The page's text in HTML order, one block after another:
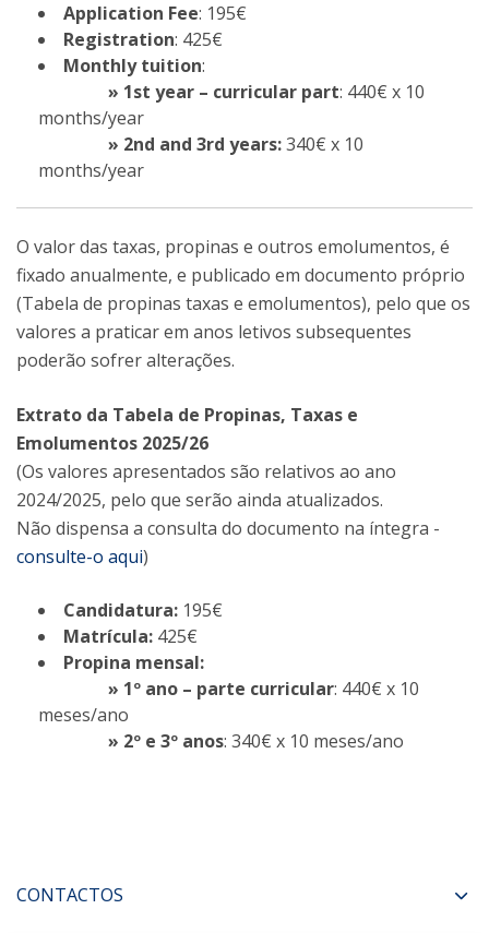
Application Fee: 195€
Registration: 425€
Monthly tuition:
» 1st year – curricular part: 440€ x 10
months/year
» 2nd and 3rd years:340€ x 10
months/year
O valor das taxas, propinas e outros emolumentos, é
fixado anualmente, e publicado em documento próprio
(Tabela de propinas taxas e emolumentos), pelo que os
valores a praticar em anos letivos subsequentes
poderão sofrer alterações.
Extrato da Tabela de Propinas, Taxas e
Emolumentos 2025/26
(Os valores apresentados são relativos ao ano
2024/2025, pelo que serão ainda atualizados.
Não dispensa a consulta do documento na íntegra -
consulte-o aqui)
Candidatura: 195€
Matrícula: 425€
Propina mensal:
» 1º ano – parte curricular: 440€ x 10
meses/ano
» 2º e 3º anos: 340€ x 10 meses/ano
CONTACTOS